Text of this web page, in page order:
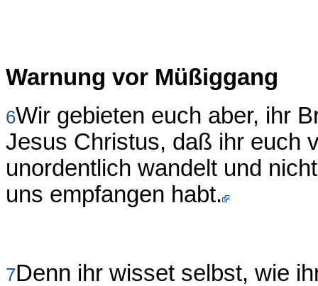
Warnung vor Müßiggang
6Wir gebieten euch aber, ihr
Jesus Christus, daß ihr euch
unordentlich wandelt und
uns empfangen habt.
7Denn ihr wisset selbst, wie